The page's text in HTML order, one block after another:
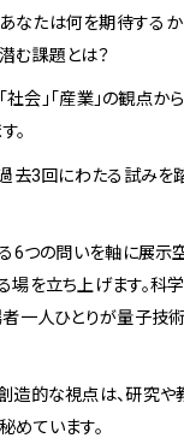
なたは何を期待するか
む課題とは？
「社会」「産業」の観
。
去3回にわたる試みを
6つの問いを軸に展示
を立ち上げます。科
者一人ひとりが量子技
造的な視点は、研究や
ています。